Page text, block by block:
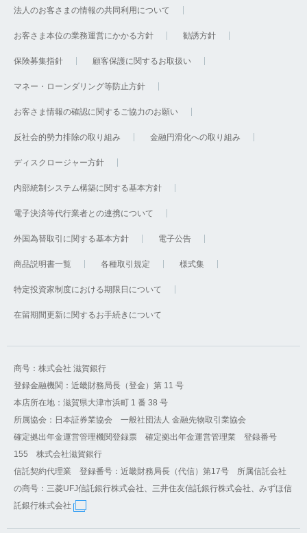
法人のお客さまの情報の共同利用について
お客さま本位の業務運営にかかる方針 勧誘方針
保険募集指針 顧客保護に関するお取扱い
マネー・ローンダリング等防止方針
お客さま情報の確認に関するご協力のお願い
反社会的勢力排除の取り組み 金融円滑化への取り組み
ディスクロージャー方針
内部統制システム構築に関する基本方針
電子決済等代行業者との連携について
外国為替取引に関する基本方針 電子公告
商品説明書一覧 各種取引規定 様式集
特定投資家制度における期限日について
在留期間更新に関するお手続きについて
商号：株式会社 滋賀銀行
登録金融機関：近畿財務局長（登金）第 11 号
本店所在地：滋賀県大津市浜町 1 番 38 号
所属協会：日本証券業協会 一般社団法人 金融先物取引業協会
確定拠出年金運営管理機関登録票 確定拠出年金運営管理業 登録番号
155 株式会社滋賀銀行
信託契約代理業 登録番号：近畿財務局長（代信）第17号 所属信託会社
の商号：三菱UFJ信託銀行株式会社、三井住友信託銀行株式会社、みずほ信
託銀行株式会社